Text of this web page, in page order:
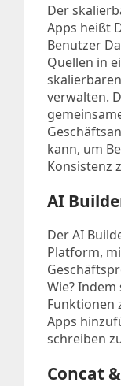
Der
Apps heißt
Benutzer
Quellen in
verwalten.
kann, um
Konsistenz
AI
Der AI
Platform,
Wie? Indem
Funktionen
Apps
schreiben
Concat